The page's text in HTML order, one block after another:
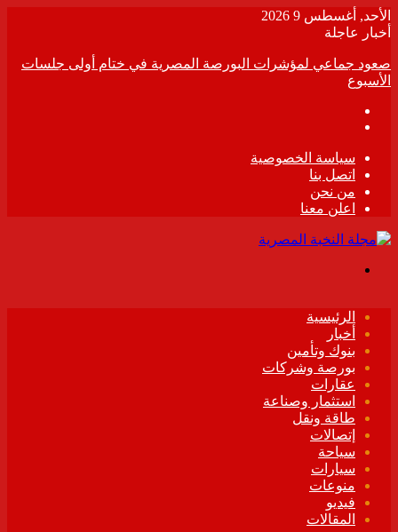
الأحد, أغسطس 9 2026
أخبار عاجلة
صعود جماعي لمؤشرات البورصة المصرية في ختام أولى جلسات
الأسبوع
سياسة الخصوصية
اتصل بنا
من نحن
اعلن معنا
الرئيسية
أخبار
بنوك وتأمين
بورصة وشركات
عقارات
استثمار وصناعة
طاقة ونقل
إتصالات
سياحة
سيارات
منوعات
فيديو
المقالات